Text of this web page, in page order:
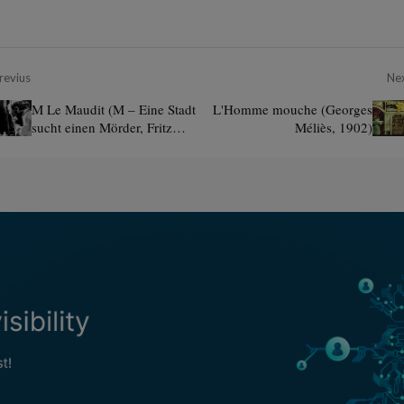
M Le Maudit (M – Eine Stadt
sucht einen Mörder, Fritz
L'Homme mouche (Georges
Méliès, 1902)